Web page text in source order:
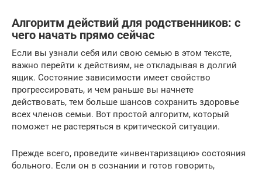
Алгоритм действий для родственников: с
чего начать прямо сейчас
Если вы узнали себя или свою семью в этом тексте,
важно перейти к действиям, не откладывая в долгий
ящик. Состояние зависимости имеет свойство
прогрессировать, и чем раньше вы начнете
действовать, тем больше шансов сохранить здоровье
всех членов семьи. Вот простой алгоритм, который
поможет не растеряться в критической ситуации.
Прежде всего, проведите «инвентаризацию» состояния
больного. Если он в сознании и готов говорить,